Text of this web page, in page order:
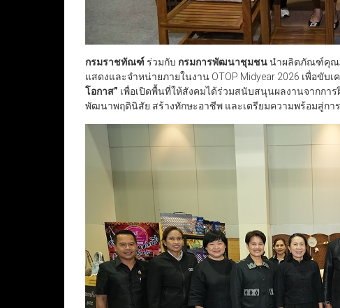
กรมราชทัณฑ์ ร่วมกับ กรมการพัฒนาชุมชนนำผลิตภัณฑ์คุณภ
แสดงและจำหน่ายภายในงาน OTOP Midyear 2026 เพื่อขั
โอกาส” เพื่อเปิดพื้นที่ให้สังคมได้ร่วมสนับสนุนผลงานจากกา
พัฒนาพฤตินิสัย สร้างทักษะอาชีพ และเตรียมความพร้อมสู่ก